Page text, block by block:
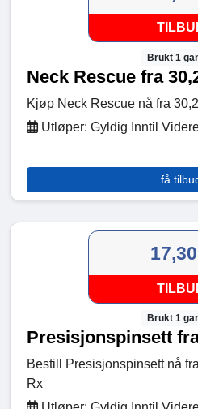
Brukt 1
Neck Rescue fra
Kjøp Neck Rescue nå fra
Utløper: Gyldig Inntil
få
Brukt 1
Presisjonspinsett
Bestill Presisjonspinsett nå
Rx